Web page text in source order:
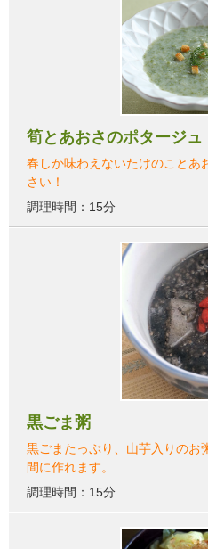
筍とあおさのポタージュ
春しか味わえないたけのことあ
さい！
調理時間：15分
黒ごま粥
黒ごまたっぷり、山芋入りのお
間に作れます。
調理時間：15分